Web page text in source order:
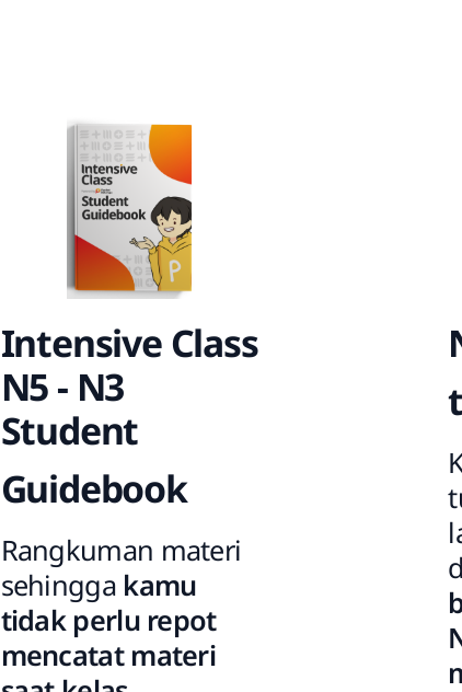
Intensive Class
N5 - N3
Student
Guidebook
Rangkuman materi
sehingga kamu
tidak perlu repot
mencatat materi